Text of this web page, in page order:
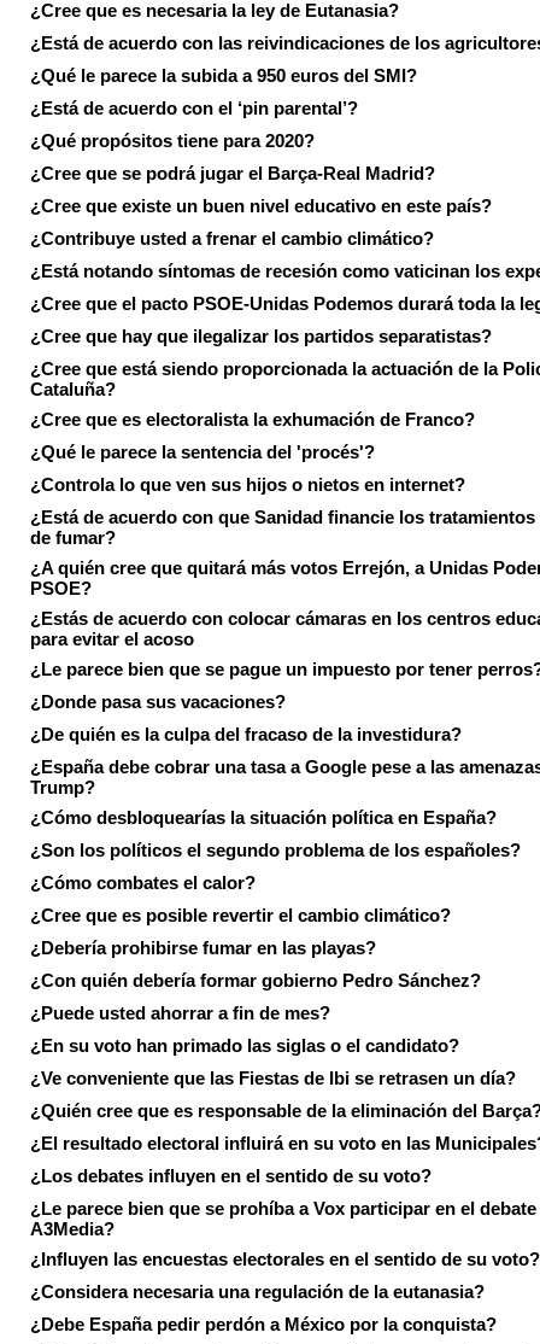
¿Cree que es necesaria la ley de Eutanasia?
¿Está de acuerdo con las reivindicaciones de los
¿Qué le parece la subida a 950 euros del SMI?
¿Está de acuerdo con el ‘pin parental’?
¿Qué propósitos tiene para 2020?
¿Cree que se podrá jugar el Barça-Real Madrid?
¿Cree que existe un buen nivel educativo en este país?
¿Contribuye usted a frenar el cambio climático?
¿Está notando síntomas de recesión como vaticinan los
¿Cree que el pacto PSOE-Unidas Podemos durará toda la
¿Cree que hay que ilegalizar los partidos separatistas?
¿Cree que está siendo proporcionada la actuación de la
Cataluña?
¿Cree que es electoralista la exhumación de Franco?
¿Qué le parece la sentencia del 'procés'?
¿Controla lo que ven sus hijos o nietos en internet?
¿Está de acuerdo con que Sanidad financie los tratamientos
de fumar?
¿A quién cree que quitará más votos Errejón, a Unidas
PSOE?
¿Estás de acuerdo con colocar cámaras en los centros
para evitar el acoso
¿Le parece bien que se pague un impuesto por tener
¿Donde pasa sus vacaciones?
¿De quién es la culpa del fracaso de la investidura?
¿España debe cobrar una tasa a Google pese a las
Trump?
¿Cómo desbloquearías la situación política en España?
¿Son los políticos el segundo problema de los españoles?
¿Cómo combates el calor?
¿Cree que es posible revertir el cambio climático?
¿Debería prohibirse fumar en las playas?
¿Con quién debería formar gobierno Pedro Sánchez?
¿Puede usted ahorrar a fin de mes?
¿En su voto han primado las siglas o el candidato?
¿Ve conveniente que las Fiestas de Ibi se retrasen un día?
¿Quién cree que es responsable de la eliminación del
¿El resultado electoral influirá en su voto en las
¿Los debates influyen en el sentido de su voto?
¿Le parece bien que se prohíba a Vox participar en el debate
A3Media?
¿Influyen las encuestas electorales en el sentido de su voto?
¿Considera necesaria una regulación de la eutanasia?
¿Debe España pedir perdón a México por la conquista?